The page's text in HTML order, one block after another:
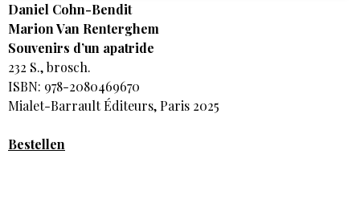
Daniel Cohn-Bendit
Marion Van Renterghem
Souvenirs d’un apatride
232 S., brosch.
ISBN: 978-2080469670
Mialet-Barrault Éditeurs, Paris 2025
Bestellen